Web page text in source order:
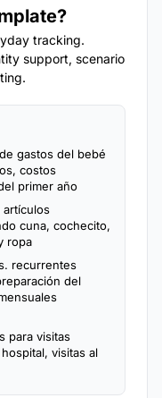
tracking.
support, scenario
gastos del bebé
costos
primer año
artículos
cuna, cochecito,
ropa
recurrentes
del
para visitas
visitas al